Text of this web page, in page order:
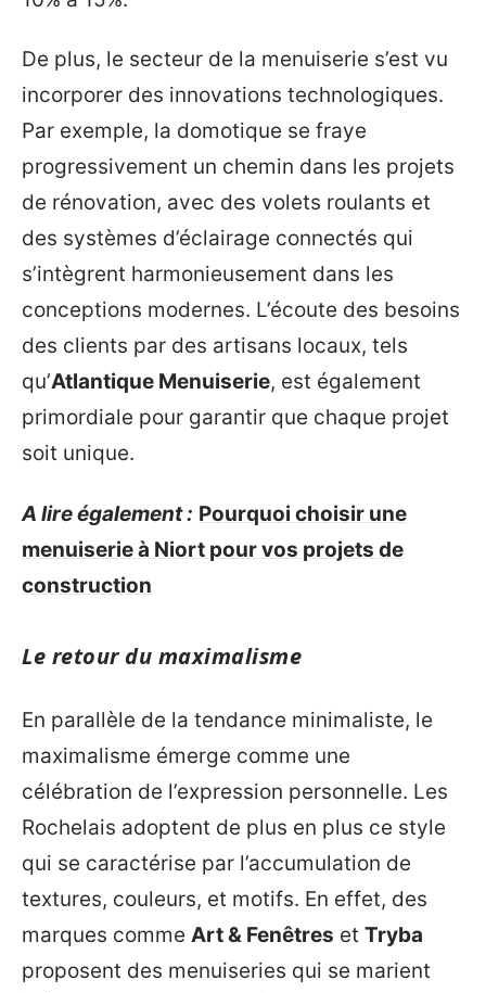
De plus, le secteur de la menuiserie s’est vu
incorporer des innovations technologiques.
Par exemple, la domotique se fraye
progressivement un chemin dans les projets
de rénovation, avec des volets roulants et
des systèmes d’éclairage connectés qui
s’intègrent harmonieusement dans les
conceptions modernes. L’écoute des besoins
des clients par des artisans locaux, tels
qu’Atlantique Menuiserie, est également
primordiale pour garantir que chaque projet
soit unique.
A lire également : Pourquoi choisir une
menuiserie à Niort pour vos projets de
construction
Le retour du maximalisme
En parallèle de la tendance minimaliste, le
maximalisme émerge comme une
célébration de l’expression personnelle. Les
Rochelais adoptent de plus en plus ce style
qui se caractérise par l’accumulation de
textures, couleurs, et motifs. En effet, des
marques comme Art & Fenêtres et Tryba
proposent des menuiseries qui se marient